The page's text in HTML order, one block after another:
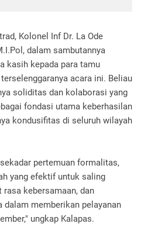
Kolonel Inf Dr. La Ode
dalam sambutannya
kasih kepada para tamu
acara ini. Beliau
soliditas dan kolaborasi yang
fondasi utama keberhasilan
kondusifitas di seluruh wilayah
pertemuan formalitas,
yang efektif untuk saling
kebersamaan, dan
memberikan pelayanan
ungkap Kalapas.